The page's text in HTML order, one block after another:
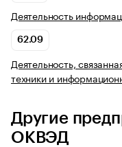
Деятельность
62.09
Деятельность,
техники и
Другие
ОКВЭД